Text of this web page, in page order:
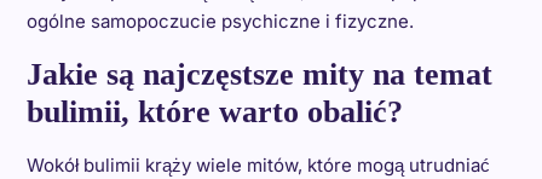
ogólne samopoczucie psychiczne i fizyczne.
Jakie są najczęstsze mity na temat
bulimii, które warto obalić?
Wokół bulimii krąży wiele mitów, które mogą utrudniać